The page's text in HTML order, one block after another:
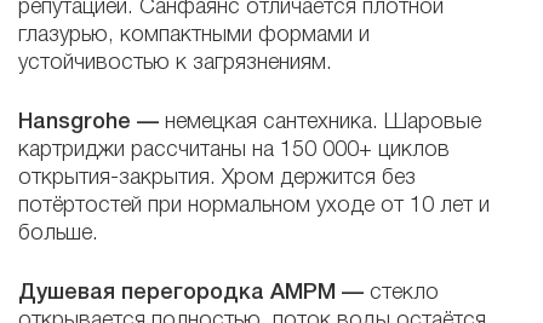
репутацией. Санфаянс отличается плотной
глазурью, компактными формами и
устойчивостью к загрязнениям.
Hansgrohe — немецкая сантехника. Шаровые
картриджи рассчитаны на 150 000+ циклов
открытия-закрытия. Хром держится без
потёртостей при нормальном уходе от 10 лет и
больше.
Душевая перегородка AMPM — стекло